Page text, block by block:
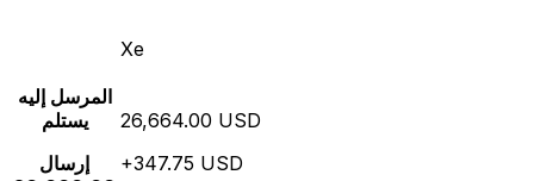
Xe
المرسل إليه
يستلم
إرسال
26,664.00 USD
+347.75 USD